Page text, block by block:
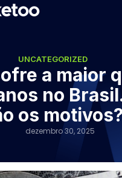
UNCATEGORIZED
a maior
no
os motivos?
dezembro 30, 2025